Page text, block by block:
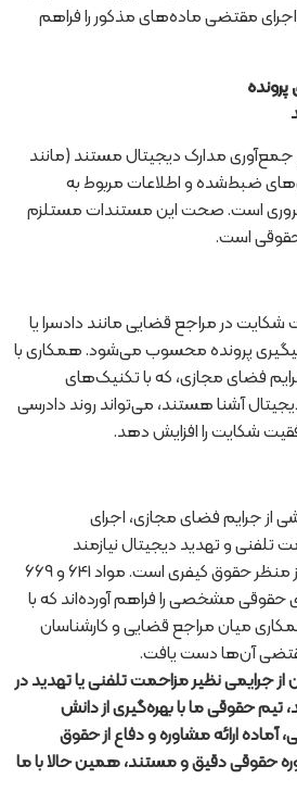
مقتضی ماده‌های مذکور را فراهم
جمع‌آوری مدارک دیجیتال مستند (مانند
ضبط‌شده و اطلاعات مربوط به
است. صحت این مستندات مستلزم
حقوقی است.
در مراجع قضایی مانند دادسرا یا
پرونده محسوب می‌شود. همکاری با
فضای مجازی، که با تکنیک‌های
آشنا هستند، می‌تواند روند دادرسی
شکایت را افزایش دهد.
از جرایم فضای مجازی، اجرای
تلفنی و تهدید دیجیتال نیازمند
بررسی‌های دقیق و مستند از منظر حقوق کیفری است. مواد 641 و 669
حقوقی مشخصی را فراهم آورده‌اند که با
میان مراجع قضایی و کارشناسان
آن‌ها دست یافت.
از جرایمی نظیر مزاحمت تلفنی یا تهدید در
حقوقی ما با بهره‌گیری از دانش
ارائه مشاوره و دفاع از حقوق
حقوقی دقیق و مستند، همین حالا با ما